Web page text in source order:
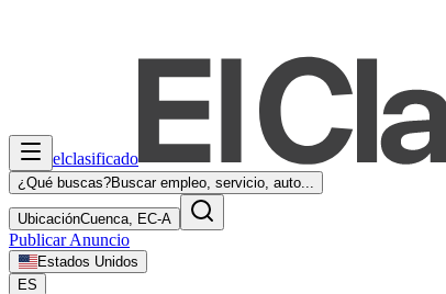
elclasificado
¿Qué buscas?Buscar empleo, servicio, auto...
UbicaciónCuenca, EC-A
Publicar Anuncio
Estados Unidos
ES